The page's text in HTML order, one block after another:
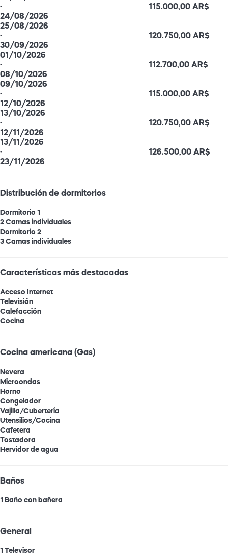
·
24/08/2026
115.000,00 AR$
25/08/2026
·
30/09/2026
120.750,00 AR$
01/10/2026
·
08/10/2026
112.700,00 AR$
09/10/2026
·
12/10/2026
115.000,00 AR$
13/10/2026
·
12/11/2026
120.750,00 AR$
13/11/2026
·
23/11/2026
126.500,00 AR$
Distribución de dormitorios
Dormitorio 1
2 Camas individuales
Dormitorio 2
3 Camas individuales
Características más destacadas
Acceso Internet
Televisión
Calefacción
Cocina
Cocina americana (Gas)
Nevera
Microondas
Horno
Congelador
Vajilla/Cubertería
Utensilios/Cocina
Cafetera
Tostadora
Hervidor de agua
Baños
1 Baño con bañera
General
1 Televisor